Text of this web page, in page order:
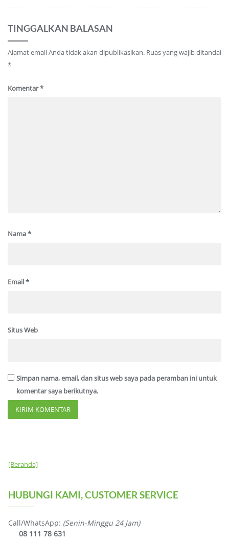
TINGGALKAN BALASAN
Alamat email Anda tidak akan dipublikasikan. Ruas yang wajib ditandai
*
Komentar*
Nama*
Email*
Situs Web
Simpan nama, email, dan situs web saya pada peramban ini untuk
komentar saya berikutnya.
[Beranda]
HUBUNGI KAMI, CUSTOMER SERVICE
Call/WhatsApp: (Senin-Minggu 24 Jam)
08 111 78 631